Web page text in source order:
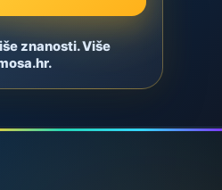
znanosti. Više